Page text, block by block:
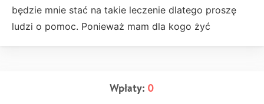
będzie mnie stać na takie leczenie dlatego proszę
ludzi o pomoc. Ponieważ mam dla kogo żyć
Wpłaty: 0